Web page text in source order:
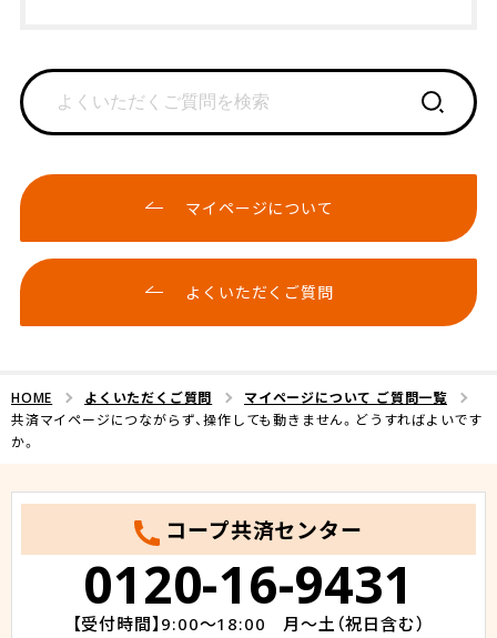
マイページについて
よくいただくご質問
HOME よくいただくご質問
マイページについて ご質問一覧
共済マイページにつながらず、操作しても動きません。どうすればよいです
か。
コープ共済センター
0120-16-9431
【受付時間】9:00～18:00 月～土（祝日含む）